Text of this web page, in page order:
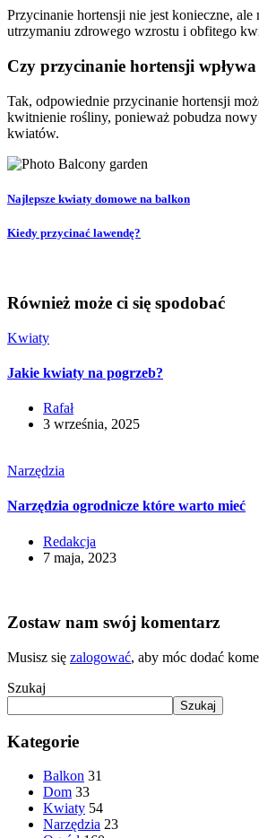
Przycinanie hortensji nie jest konieczne, ale
utrzymaniu zdrowego wzrostu i obfitego
Czy przycinanie hortensji
Tak, odpowiednie przycinanie hortensji
kwitnienie rośliny, ponieważ pobudza
kwiatów.
Najlepsze kwiaty domowe na balkon
Kiedy przycinać lawendę?
Również może ci się spodobać
Kwiaty
Jakie kwiaty na pogrzeb?
Rafał
3 września, 2025
Narzędzia
Narzędzia ogrodnicze które warto mieć
Redakcja
7 maja, 2023
Zostaw nam swój komentarz
Musisz się zalogować, aby móc dodać
Szukaj
Szukaj
Kategorie
Balkon 31
Dom 33
Kwiaty 54
Narzędzia 23